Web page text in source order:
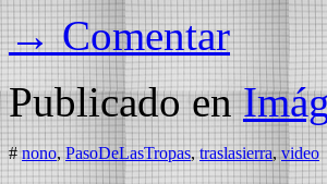
→ Comentar
Publicado en
# nono, PasoDeLasTropas, traslasierra, video